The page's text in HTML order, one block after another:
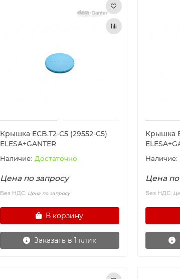
Крышка ECB.T2-C5 (29552-C5)
ELESA+GANTER
Достаточно
Цена по запросу
Без НДС: Цена по запросу
В корзину
Заказать в 1 клик
Крышка
Цена по
Без НДС: